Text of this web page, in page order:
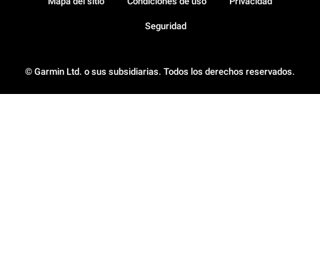
© Garmin Ltd. o sus subsidiarias. Todos los derechos reservados.
Seguridad